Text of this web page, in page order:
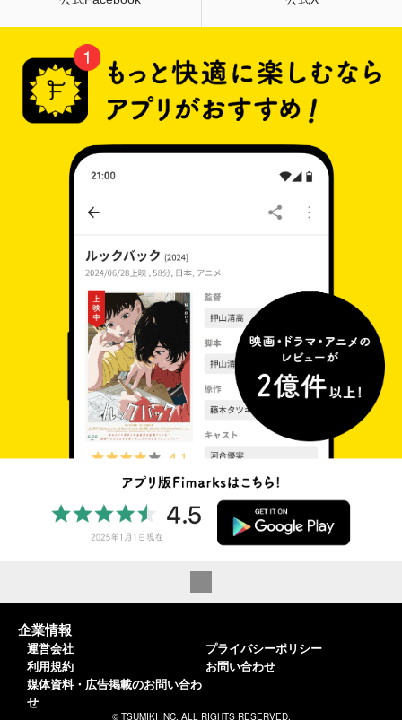
企業情報
運営会社
利用規約
媒体資料・広告掲載のお問い合わ
せ
プライバシーポリシー
お問い合わせ
© TSUMIKI INC. ALL RIGHTS RESERVED.